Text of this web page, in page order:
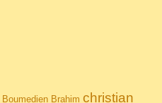
Boumedien Brahim christian